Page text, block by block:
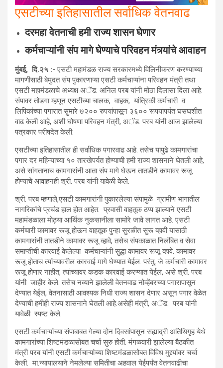
एसटीच्या इतिहासातील सर्वाधिक वेतनवाढ
दरमहा वेतनाची हमी राज्य शासन घेणार
कर्मचाऱ्यांनी संप मागे घेण्याचे परिवहन मंत्र्यांचे आवाहन
मुंबई, दि.२५ :- एसटी महामंडळ राज्य सरकारमध्ये विलिनीकरण करण्याच्या
मागणीसाठी बेमुदत संप पुकारणाऱ्या एसटी कर्मचाऱ्यांना परिवहन मंत्री तथा
एसटी महामंडळाचे अध्यक्ष अॅड. अनिल परब यांनी मोठा दिलासा दिला आहे.
संपावर तोडगा म्हणून एसटीच्या चालक, वाहक, यांत्रिकी कर्मचारी व
लिपिकांच्या पगारात सुमारे ७२०० रुपयांपासून ३६०० रूपयांपर्यत घसघशीत
वाढ केली आहे, अशी घोषणा परिवहन मंत्री, अॅड. परब यांनी आज झालेल्या
पत्रकार परीषदेत केली.
एसटीच्या इतिहासातील ही सर्वाधिक पगारवाढ आहे. तसेच यापुढे कामगारांचा
पगार दर महिन्याच्या १० तारखेपर्यत होण्याची हमी राज्य शासनाने घेतली आहे,
असे सांगतानाच कामगारांनी आता संप मागे घेऊन तातडीने कामावर रूजू
होण्याचे आवाहनही श्री. परब यांनी यावेळी केले.
श्री. परब म्हणाले,एसटी कामगारांनी पुकारलेल्या संपामुळे ग्रामीण भागातील
नागरिकांचे प्रचंड हाल होत आहेत. प्रवासी वाहतूक ठप्प झाल्याने एसटी
महामंडळाला मोठ्या आर्थिक नुकसानीला सामोरे जावे लागत आहे. एसटी
कर्मचारी कामावर रूजू होऊन वाहतूक पुन्हा सुरळीत सुरू व्हावी यासाठी
कामगारांनी तातडीने कामावर रूजू व्हावे, तसेच संपकाळात निलंबित व सेवा
समाप्तीची कारवाई केलेल्या कर्मचाऱ्यांनी सुद्धा कामावर रूजू व्हावे. कामावर
रूजू होताच त्यांच्यावरील कारवाई मागे घेण्यात येईल. परंतु, जे कर्मचारी कामावर
रूजू होणार नाहीत, त्यांच्यावर कडक कारवाई करण्यात येईल, असे श्री. परब
यांनी जाहीर केले. तसेच नव्याने झालेली वेतनवाढ नोव्हेंबरच्या पगारापासून
देण्यात येईल, वेतनासाठी आवश्यक निधी राज्य शासन देणार असून पगार वेळेत
देण्याची हमीही राज्य शासनाने घेतली आहे.असेही मंत्री, अॅड. परब यांनी
यावेळी स्पष्ट केले.
एसटी कर्मचाऱ्यांच्या संपाबाबत गेल्या दोन दिवसांपासून सह्याद्री अतिथिगृह येथे
कामगारांच्या शिष्टमंडळासोबत चर्चा सुरु होती. मंगळवारी झालेल्या बैठकीत
मंत्री परब यांनी एसटी कर्मचाऱ्यांच्या शिष्टमंडळासोबत विविध मुद्द्यांवर चर्चा
केली. मा.न्यायालयाने नेमलेल्या समितीचा अहवाल येईपर्यंत वेतनवाढीचा